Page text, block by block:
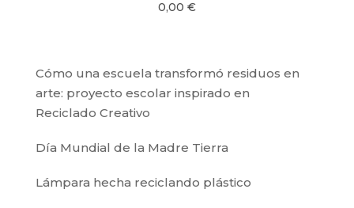
0,00 €
Cómo una escuela transformó residuos en
arte: proyecto escolar inspirado en
Reciclado Creativo
Día Mundial de la Madre Tierra
Lámpara hecha reciclando plástico